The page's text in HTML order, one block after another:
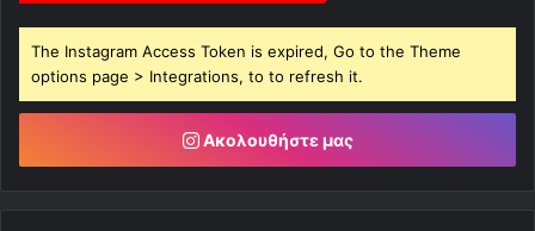
The Instagram Access Token is expired, Go to the Theme
options page > Integrations, to to refresh it.
Ακολουθήστε μας